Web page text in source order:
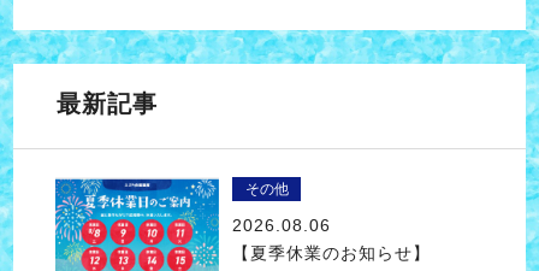
最新記事
その他
2026.08.06
【夏季休業のお知らせ】